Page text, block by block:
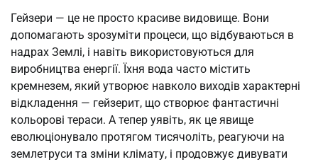
Гейзери — це не просто красиве видовище. Вони
допомагають зрозуміти процеси, що відбуваються в
надрах Землі, і навіть використовуються для
виробництва енергії. Їхня вода часто містить
кремнезем, який утворює навколо виходів характерні
відкладення — гейзерит, що створює фантастичні
кольорові тераси. А тепер уявіть, як це явище
еволюціонувало протягом тисячоліть, реагуючи на
землетруси та зміни клімату, і продовжує дивувати